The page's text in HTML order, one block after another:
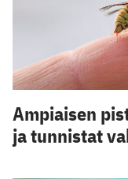
Ampiaisen
ja tunnistat